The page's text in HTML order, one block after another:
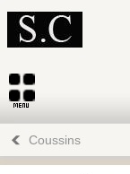
Coussins